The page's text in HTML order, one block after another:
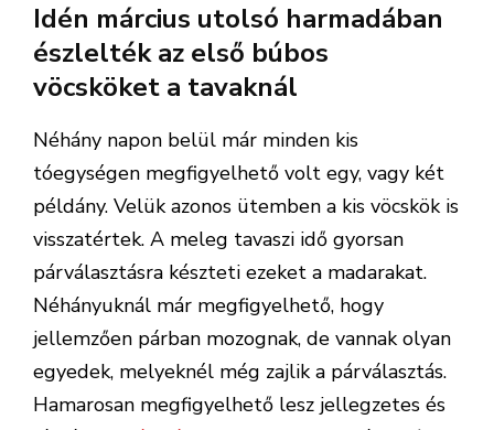
Idén március utolsó harmadában
észlelték az első búbos
vöcsköket a tavaknál
Néhány napon belül már minden kis
tóegységen megfigyelhető volt egy, vagy két
példány. Velük azonos ütemben a kis vöcskök is
visszatértek. A meleg tavaszi idő gyorsan
párválasztásra készteti ezeket a madarakat.
Néhányuknál már megfigyelhető, hogy
jellemzően párban mozognak, de vannak olyan
egyedek, melyeknél még zajlik a párválasztás.
Hamarosan megfigyelhető lesz jellegzetes és